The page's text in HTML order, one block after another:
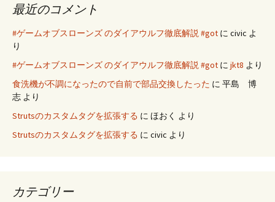
最近のコメント
#ゲームオブスローンズ のダイアウルフ徹底解説 #got に civic よ
り
#ゲームオブスローンズ のダイアウルフ徹底解説 #got に jkt8 より
食洗機が不調になったので自前で部品交換したった に 平島 博
志 より
Strutsのカスタムタグを拡張する に ほおく より
Strutsのカスタムタグを拡張する に civic より
カテゴリー